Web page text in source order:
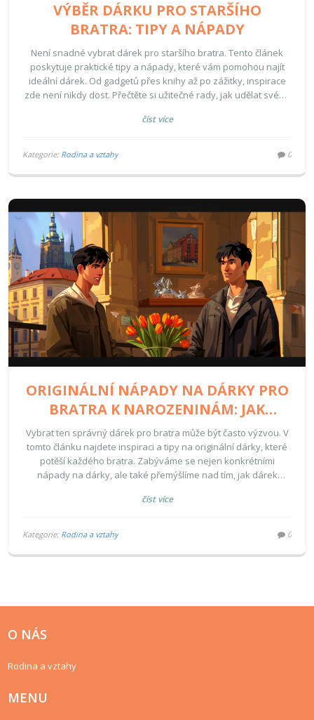
VÝBĚR DÁRKU PRO STARŠÍHO
BRATRA: TIPY A NÁPADY
Není snadné vybrat dárek pro staršího bratra. Tento článek
poskytuje praktické tipy a nápady, které vám pomohou najít
ideální dárek. Od gadgetů přes knihy až po zážitky, inspirace
zde není nikdy dost. Přečtěte si užitečné rady, jak udělat svého
číst více
Kategorie: Rodina a vztahy 0
ORIGINÁLNÍ NÁPADY NA DÁRKY PRO
BRATRA K NAROZENINÁM: JAK
VYBRAT TEN PRAVÝ?
Vybrat ten správný dárek pro bratra může být často výzvou. V
tomto článku najdete inspiraci a tipy na originální dárky, které
potěší každého bratra. Zabýváme se nejen konkrétními
nápady na dárky, ale také přemýšlíme nad tím, jak dárek
Přinášíme vám rady, jak vybrat dárek, na který bude vaše
číst více
Kategorie: Rodina a vztahy 0
O NÁS
Rodina a vztahy
MENU